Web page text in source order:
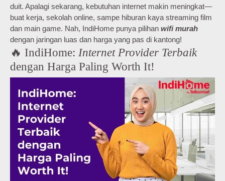
duit. Apalagi sekarang, kebutuhan internet makin meningkat—
buat kerja, sekolah online, sampe hiburan kaya streaming film
dan main game. Nah, IndiHome punya pilihan wifi murah
dengan jaringan luas dan harga yang pas di kantong!
🔥 IndiHome: Internet Provider Terbaik
dengan Harga Paling Worth It!